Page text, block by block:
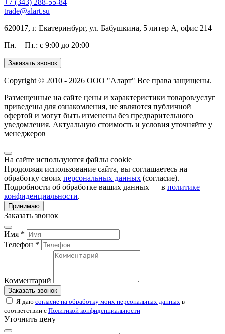
trade@alart.su
620017, г. Екатеринбург, ул. Бабушкина, 5 литер А, офис 214
Пн. – Пт.: с 9:00 до 20:00
Заказать звонок
Copyright © 2010 - 2026 ООО "Аларт" Все права защищены.
Размещенные на сайте цены и характеристики товаров/услуг
приведены для ознакомления, не являются публичной
офертой и могут быть изменены без предварительного
уведомления. Актуальную стоимость и условия уточняйте у
менеджеров
На сайте используются файлы cookie
Продолжая использование сайта, вы соглашаетесь на
обработку своих персональных данных (согласие).
Подробности об обработке ваших данных — в политике
конфиденциальности.
Принимаю
Заказать звонок
Имя *
Телефон *
Комментарий
Заказать звонок
Я даю согласие на обработку моих персональных данных в
соответствии с Политикой конфиденциальности
Уточнить цену